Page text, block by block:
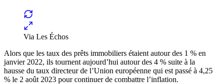
Via Les Échos
Alors que les taux des prêts immobiliers étaient autour des 1 % en
janvier 2022, ils tournent aujourd’hui autour des 4 % suite à la
hausse du taux directeur de l’Union européenne qui est passé à 4,25
% le 2 août 2023 pour continuer de combattre l’inflation.